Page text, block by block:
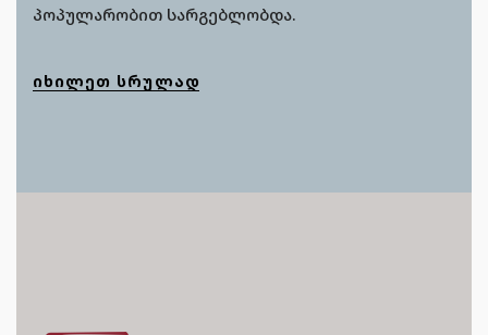
პოპულარობით სარგებლობდა.
ᲘᲮᲘᲚᲔᲗ ᲡᲠᲣᲚᲐᲓ